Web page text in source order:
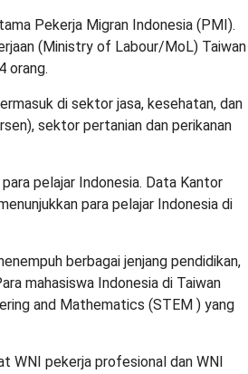
Pekerja Migran Indonesia (PMI).
(Ministry of Labour/MoL) Taiwan
orang.
di sektor jasa, kesehatan, dan
sektor pertanian dan perikanan
pelajar Indonesia. Data Kantor
para pelajar Indonesia di
berbagai jenjang pendidikan,
mahasiswa Indonesia di Taiwan
and Mathematics (STEM ) yang
WNI pekerja profesional dan WNI